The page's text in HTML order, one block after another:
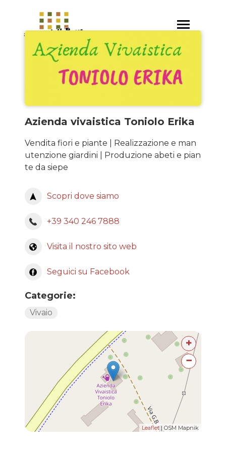
contenuto
Toggle
Azienda vivaistica Toniolo Erika
Vendita fiori e piante | Realizzazione e man
utenzione giardini | Produzione abeti e pian
te da siepe
Scopri dove siamo
+39 340 246 7888
Visita il nostro sito web
Seguici su Facebook
Categorie:
Vivaio
+
−
Leaflet| OSM Mapnik